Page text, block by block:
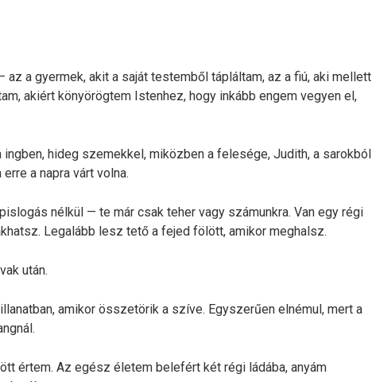
a gyermek, akit a saját testemből tápláltam, az a fiú, aki mellett
akiért könyörögtem Istenhez, hogy inkább engem vegyen el,
hideg szemekkel, miközben a felesége, Judith, a sarokból
a napra várt volna.
nélkül — te már csak teher vagy számunkra. Van egy régi
Legalább lesz tető a fejed fölött, amikor meghalsz.
után.
amikor összetörik a szíve. Egyszerűen elnémul, mert a
értem. Az egész életem belefért két régi ládába, anyám